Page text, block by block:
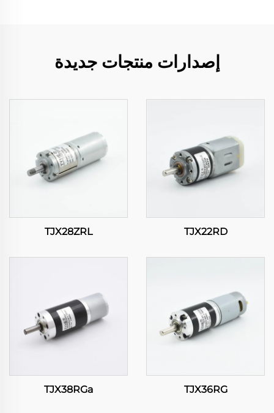
إصدارات منتجات جديدة
TJX22RD
TJX28ZRL
TJX36RG
TJX38RGa